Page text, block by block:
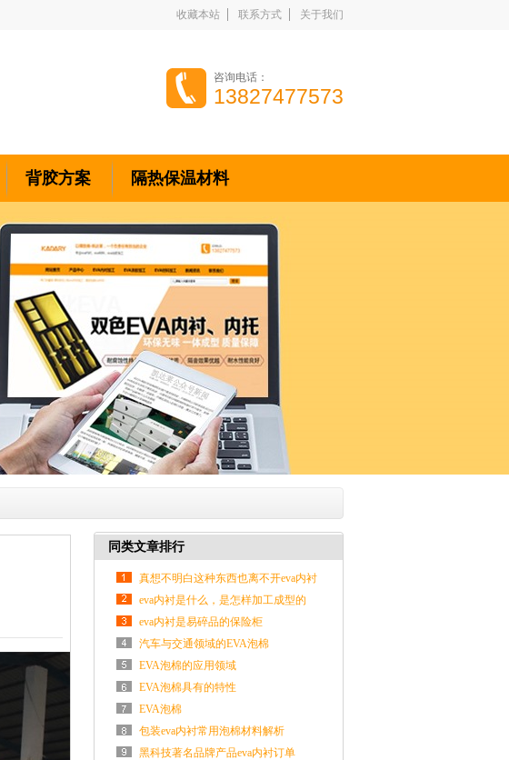
收藏本站 联系方式 关于我们
咨询电话：
13827477573
背胶方案 隔热保温材料
荣誉资质 关于我们 合作伙伴
同类文章排行
真想不明白这种东西也离不开eva内衬
的保护
eva内衬是什么，是怎样加工成型的
eva内衬是易碎品的保险柜
汽车与交通领域的EVA泡棉
EVA泡棉的应用领域
EVA泡棉具有的特性
EVA泡棉
包装eva内衬常用泡棉材料解析
黑科技著名品牌产品eva内衬订单